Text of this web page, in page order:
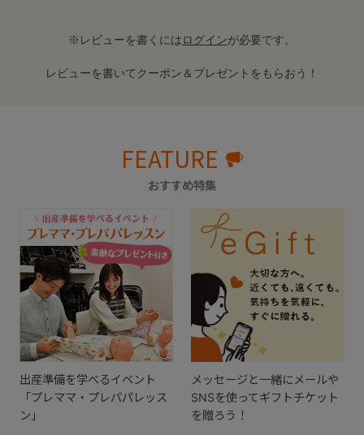
※レビューを書くにはログインが必要です。
レビューを書いてクーポン＆プレゼントをもらおう！
FEATURE
おすすめ特集
出産準備を学べるイベント
「プレママ・プレパパレッス
ン」
メッセージと一緒にメールや
SNSを使ってギフトチケット
を贈ろう！